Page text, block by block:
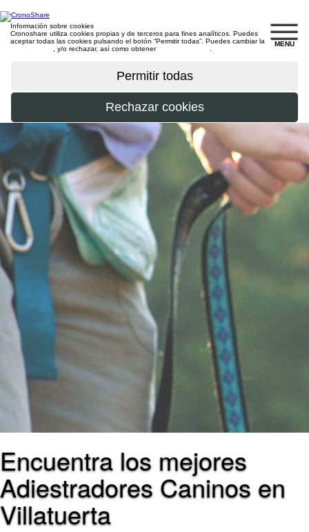
MENU
Información sobre cookies
Cronoshare utiliza cookies propias y de terceros para fines analíticos. Puedes
aceptar todas las cookies pulsando el botón “Permitir todas”. Puedes cambiar la
, y/o rechazar, así como obtener
Encuentra los mejores
Adiestradores Caninos en
Villatuerta